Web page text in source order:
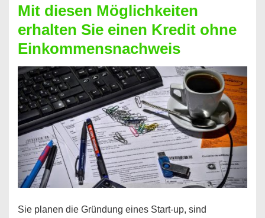
für
schnelle
Durchstarter
Mit diesen Möglichkeiten
erhalten Sie einen Kredit ohne
Einkommensnachweis
Sie planen die Gründung eines Start-up, sind